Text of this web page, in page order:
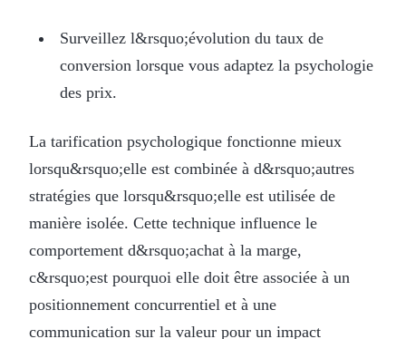
Surveillez l&rsquo;évolution du taux de
conversion lorsque vous adaptez la psychologie
des prix.
La tarification psychologique fonctionne mieux
lorsqu&rsquo;elle est combinée à d&rsquo;autres
stratégies que lorsqu&rsquo;elle est utilisée de
manière isolée. Cette technique influence le
comportement d&rsquo;achat à la marge,
c&rsquo;est pourquoi elle doit être associée à un
positionnement concurrentiel et à une
communication sur la valeur pour un impact